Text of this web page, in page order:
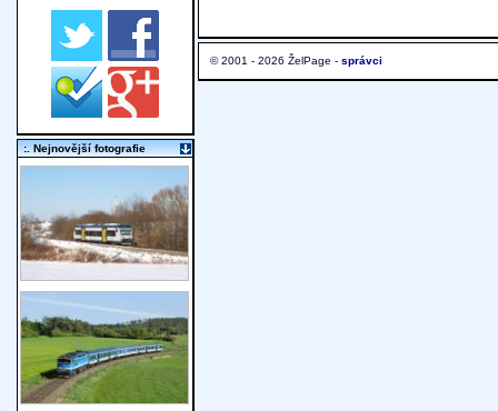
© 2001 - 2026 ŽelPage - správci
:. Nejnovější fotografie